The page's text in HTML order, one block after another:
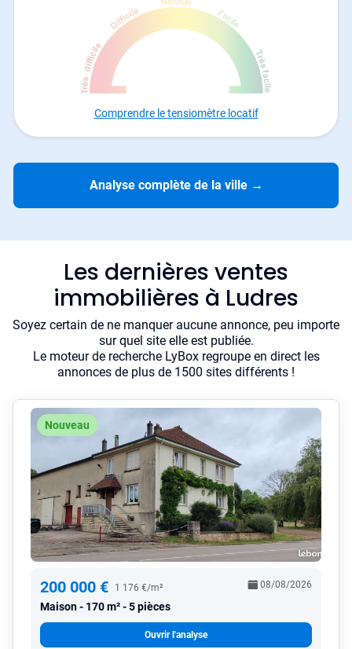
Comprendre le tensiomètre locatif
Analyse complète de la ville →
Les dernières ventes
immobilières à Ludres
Soyez certain de ne manquer aucune annonce, peu importe
sur quel site elle est publiée.
Le moteur de recherche LyBox regroupe en direct les
annonces de plus de 1500 sites différents !
Nouveau
200 000 € 1 176 €/m²
Maison 170 m² - 5 pièces
08/08/2026
Ouvrir l'analyse